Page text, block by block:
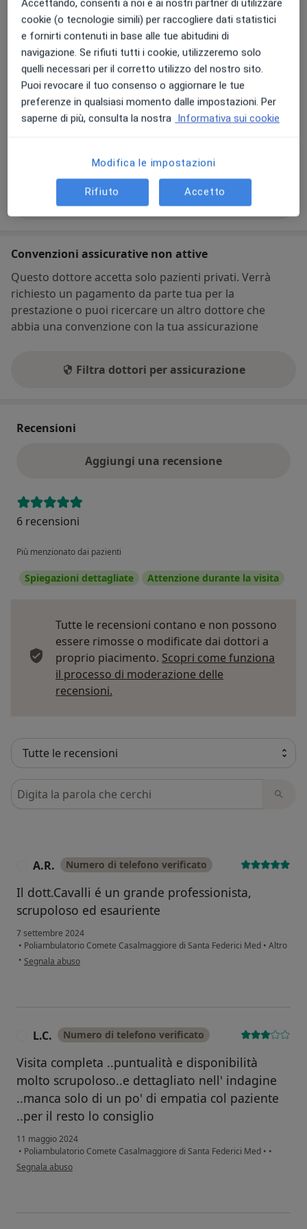
Disponibilità
Questo dottore non offre prenotazioni online a
questo indirizzo
Cosa posso fare adesso?
Modalità di pagamento (visite private)
Contanti
Carta di debito
Mostra numero di telefono
Mostra dettagli
sull'indirizzo
Convenzioni assicurative non attive
Questo dottore accetta solo pazienti privati. Verrà
richiesto un pagamento da parte tua per la
prestazione o puoi ricercare un altro dottore che
abbia una convenzione con la tua assicurazione
Filtra dottori per assicurazione
Recensioni
Aggiungi una recensione
6 recensioni
Più menzionato dai pazienti
Spiegazioni dettagliate Attenzione durante la visita
Tutte le recensioni contano e non possono
essere rimosse o modificate dai dottori a
proprio piacimento. Scopri come funziona
il processo di moderazione delle
recensioni.
Cerca nelle recensioni
A.R. Numero di telefono verificato
Il dott.Cavalli é un grande professionista,
scrupoloso ed esauriente
7 settembre 2024
• Poliambulatorio Comete Casalmaggiore di Santa Federici Med • Altro
• secondo l'opinione dell'utente A.R.
Segnala abuso
L.C. Numero di telefono verificato
Visita completa ..puntualità e disponibilità
molto scrupoloso..e dettagliato nell' indagine
..manca solo di un po' di empatia col paziente
..per il resto lo consiglio
11 maggio 2024
• Poliambulatorio Comete Casalmaggiore di Santa Federici Med • •
secondo l'opinione dell'utente L.C.
Segnala abuso
Accettando, consenti a noi e ai nostri partner di utilizzare
cookie (o tecnologie simili) per raccogliere dati statistici
e fornirti contenuti in base alle tue abitudini di
navigazione. Se rifiuti tutti i cookie, utilizzeremo solo
quelli necessari per il corretto utilizzo del nostro sito.
Puoi revocare il tuo consenso o aggiornare le tue
preferenze in qualsiasi momento dalle impostazioni. Per
saperne di più, consulta la nostra Informativa sui cookie
Modifica le impostazioni
Rifiuto Accetto